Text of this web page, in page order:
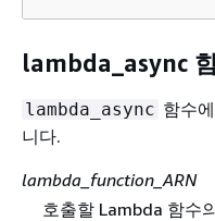
lambda_async
lambda_async 함수
니다.
lambda_function_ARN
호출할 Lambda 함수